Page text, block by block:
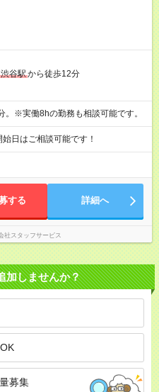
渋谷駅から徒歩12分
※実働8hの勤務も相談可能です。
日はご相談可能です！
する 詳細へ
社スタッフサービス
加しませんか？
募集